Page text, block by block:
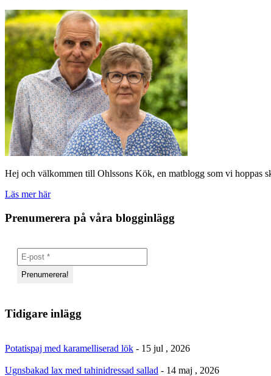
Hej och välkommen till Ohlssons Kök, en matblogg som vi hoppas
Läs mer här
Prenumerera på våra blogginlägg
Tidigare inlägg
Potatispaj med karamelliserad lök - 15 jul , 2026
Ugnsbakad lax med tahinidressad sallad - 14 maj , 2026